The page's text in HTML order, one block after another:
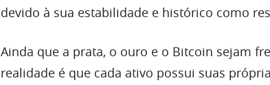
devido à sua estabilidade e histórico como
Ainda que a prata, o ouro e o Bitcoin sejam
realidade é que cada ativo possui suas